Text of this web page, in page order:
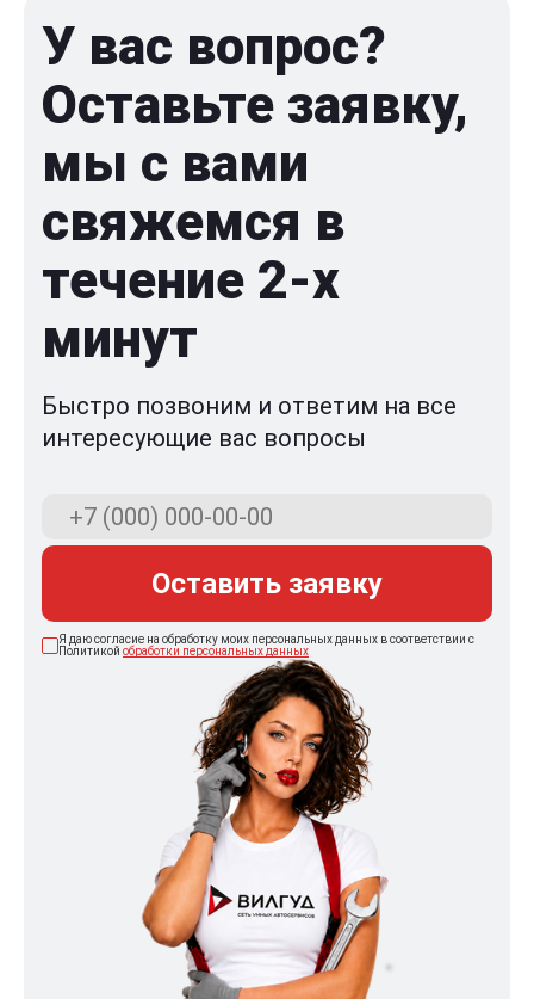
У вас вопрос?
Оставьте заявку,
мы с вами
свяжемся в
течение 2-x
минут
Быстро позвоним и ответим на все
интересующие вас вопросы
Оставить заявку
Я даю согласие на обработку моих персональных данных в соответствии с
Политикой обработки персональных данных